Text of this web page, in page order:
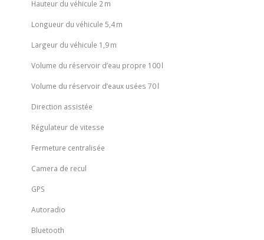
Hauteur du véhicule 2 m
Longueur du véhicule 5,4 m
Largeur du véhicule 1,9 m
Volume du réservoir d’eau propre 100 l
Volume du réservoir d’eaux usées 70 l
Direction assistée
Régulateur de vitesse
Fermeture centralisée
Camera de recul
GPS
Autoradio
Bluetooth